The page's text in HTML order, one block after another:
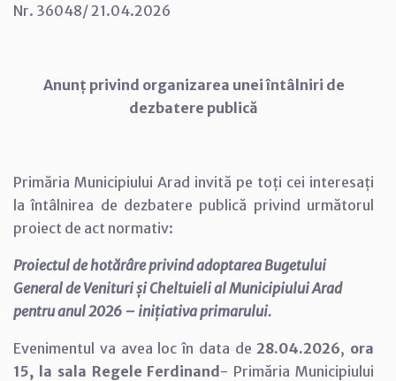
Nr. 36048/ 21.04.2026
Anunț privind organizarea unei întâlniri de
dezbatere publică
Primăria Municipiului Arad invită pe toți cei interesați
la întâlnirea de dezbatere publică privind următorul
proiect de act normativ:
Proiectul de hotărâre privind adoptarea Bugetului
General de Venituri și Cheltuieli al Municipiului Arad
pentru anul 2026 – inițiativa primarului.
Evenimentul va avea loc în data de 28.04.2026, ora
15, la sala Regele Ferdinand- Primăria Municipiului